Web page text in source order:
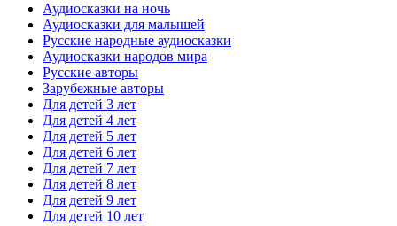
Аудиосказки на ночь
Аудиосказки для малышей
Русские народные аудиосказки
Аудиосказки народов мира
Русские авторы
Зарубежные авторы
Для детей 3 лет
Для детей 4 лет
Для детей 5 лет
Для детей 6 лет
Для детей 7 лет
Для детей 8 лет
Для детей 9 лет
Для детей 10 лет